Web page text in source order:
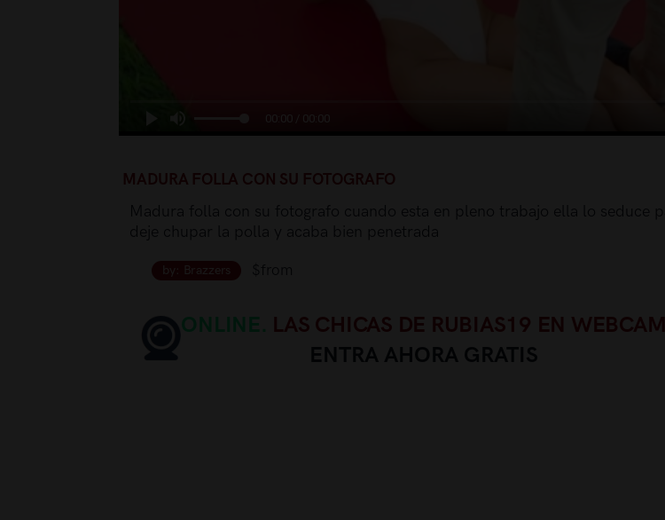
MADURA FOLLA CON SU FOTOGRAFO
by: Brazzers
ONLINE. LAS CHICAS DE RUBIAS19 EN WEBCAM